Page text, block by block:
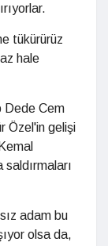
tükürürüz
hale
Dede Cem
Özel'in gelişi
saldırmaları
adam bu
olsa da,